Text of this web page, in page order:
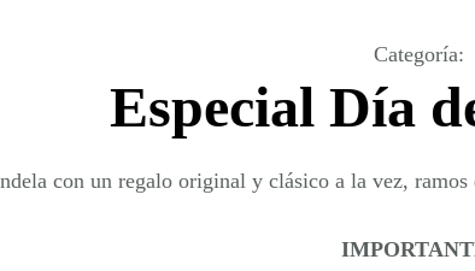
Categoría:
Especial Día
con un regalo original y clásico a la vez,